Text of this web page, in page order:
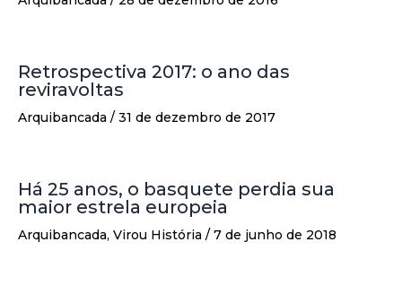
Retrospectiva 2017: o ano das
reviravoltas
Arquibancada / 31 de dezembro de 2017
Há 25 anos, o basquete perdia sua
maior estrela europeia
Arquibancada, Virou História / 7 de junho de 2018